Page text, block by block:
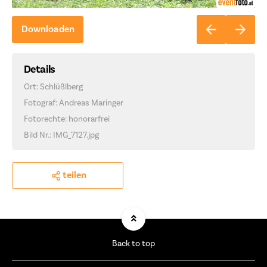
Downloaden
Details
Ort: Schlüßlberg
Fotograf: Andreas Maringer
Fotorechte: honorarfrei
Bild Nr.: IMG_7127.jpg
teilen
Back to top